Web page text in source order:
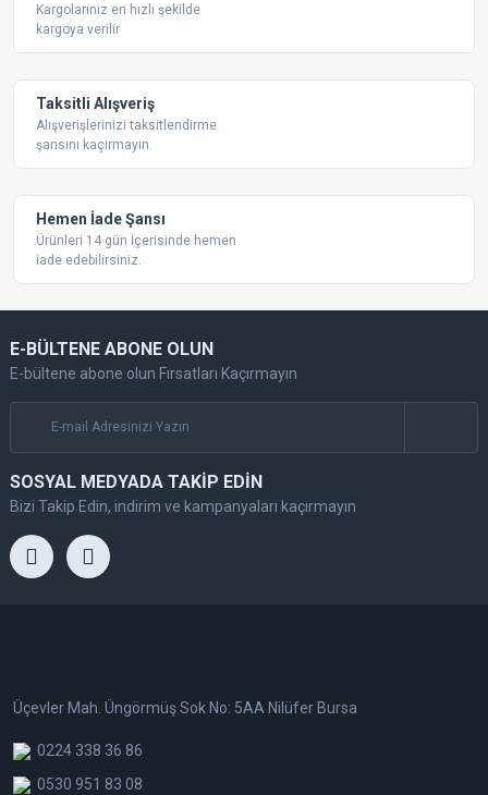
Bu ürüne benzer farklı alternatifler olmalı.
Kargolarınız en hızlı şekilde
kargoya verilir
Taksitli Alışveriş
Alışverişlerinizi taksitlendirme
şansını kaçırmayın.
Hemen İade Şansı
Ürünleri 14 gün İçerisinde hemen
iade edebilirsiniz.
E-BÜLTENE ABONE OLUN
E-bültene abone olun Fırsatları Kaçırmayın
SOSYAL MEDYADA TAKİP EDİN
Bizi Takip Edin, indirim ve kampanyaları kaçırmayın
Üçevler Mah. Üngörmüş Sok No: 5AA Nilüfer Bursa
0224 338 36 86
0530 951 83 08